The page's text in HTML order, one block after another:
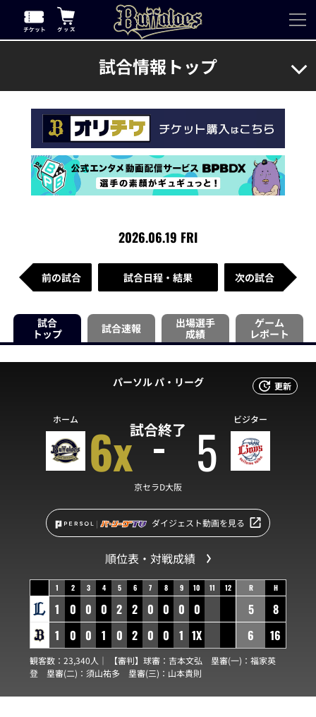
試合情報トップ
2026.06.19 FRI
前の試合 試合日程・結果 次の試合
試合
トップ
試合速報
出場選手
成績
ゲーム
レポート
更新
パーソル パ・リーグ
試合終了
ホーム 6x 5 ビジター
京セラD大阪
ダイジェスト動画を見る
順位表・対戦成績
1 2 3 4 5 6 7 8 9 10 11 12
1 0 0 0 2 2 0 0 0 0
1
0 0 1 0 2 0 0 1 1X
R H
5
8
6
16
観客数：23,340人｜ 【審判】球審： 吉本文弘 塁審(一)： 福家英
登 塁審(二)： 須山祐多 塁審(三)： 山本貴則